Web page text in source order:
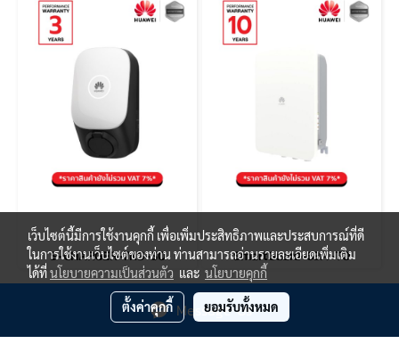
Message Us
S-CHARGER-7KS-S0 SmartGuard-63A-T0
เว็บไซต์นี้มีการใช้งานคุกกี้ เพื่อเพิ่มประสิทธิภาพและประสบการณ์ที่ดี
ในการใช้งานเว็บไซต์ของท่าน ท่านสามารถอ่านรายละเอียดเพิ่มเติม
ได้ที่นโยบายความเป็นส่วนตัว และ นโยบายคุกกี้
ตั้งค่าคุกกี้ ยอมรับทั้งหมด